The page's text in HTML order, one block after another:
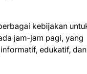
kebijakan
jam-jam pagi, yang
edukatif, dan